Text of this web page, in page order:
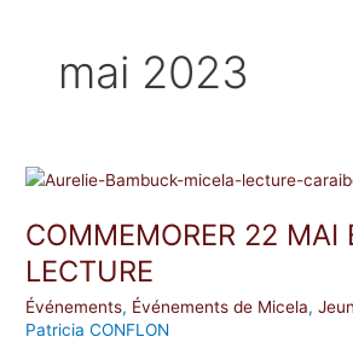
mai 2023
COMMEMORER 22 MAI
LECTURE
Événements, Événements de Micela,
Patricia CONFLON
COMMEMORER
MAI
EN
LECTURE